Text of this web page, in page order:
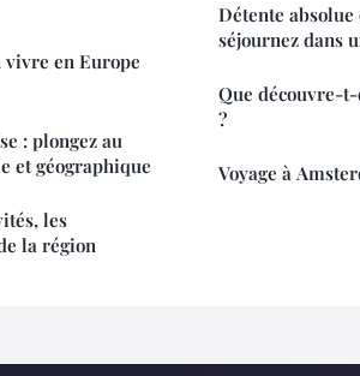
en Europe
: plongez au
et géographique
les
la région
Détente
séjournez dans
Que découvre-t-
?
Voyage à